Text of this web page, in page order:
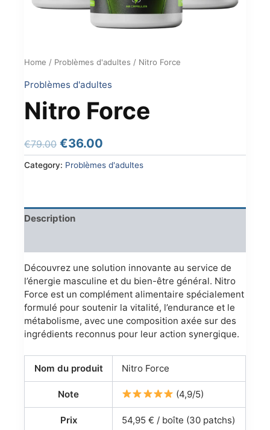
Home / Problèmes d'adultes / Nitro Force
Problèmes d'adultes
Nitro Force
€79.00 Original
price
€36.00
price
Category: Problèmes d'adultes
Description
Découvrez une solution innovante au service de
l’énergie masculine et du bien-être général. Nitro
Force est un complément alimentaire spécialement
formulé pour soutenir la vitalité, l’endurance et le
métabolisme, avec une composition axée sur des
ingrédients reconnus pour leur action synergique.
Nom du produit Nitro Force
Note (4,9/5)
Prix 54,95 € / boîte (30 patchs)